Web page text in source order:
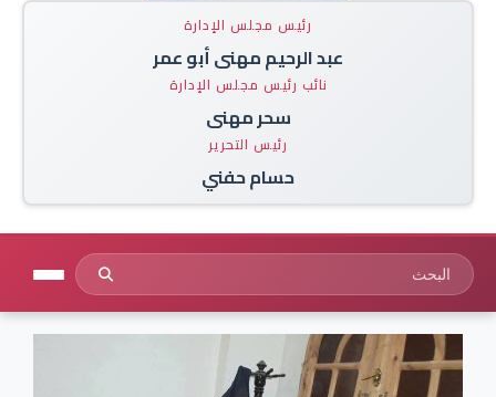
رئيس مجلس الإدارة
عبد الرحيم مهنى أبو عمر
نائب رئيس مجلس الإدارة
سحر مهنى
رئيس التحرير
حسام حفني